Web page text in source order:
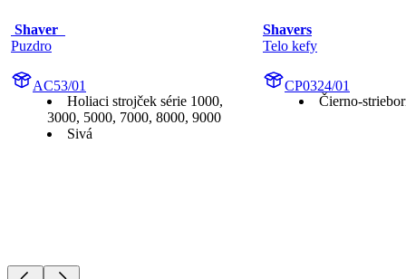
Shaver
Puzdro
AC53/01
Holiaci strojček série 1000,
3000, 5000, 7000, 8000, 9000
Sivá
Shavers
Telo kefy
CP0324/01
Čierno-